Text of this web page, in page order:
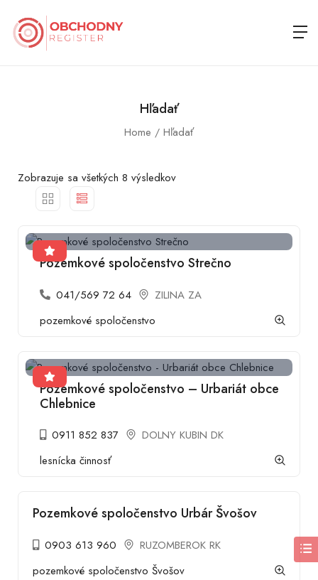
Hľadať
Home Hľadať
Zobrazuje sa všetkých 8 výsledkov
Pozemkové spoločenstvo Strečno
041/569 72 64
ZILINA ZA
pozemkové spoločenstvo
Pozemkové spoločenstvo – Urbariát obce
Chlebnice
0911 852 837
DOLNY KUBIN DK
lesnícka činnosť
Pozemkové spoločenstvo Urbár Švošov
0903 613 960
RUZOMBEROK RK
pozemkové spoločenstvo Švošov